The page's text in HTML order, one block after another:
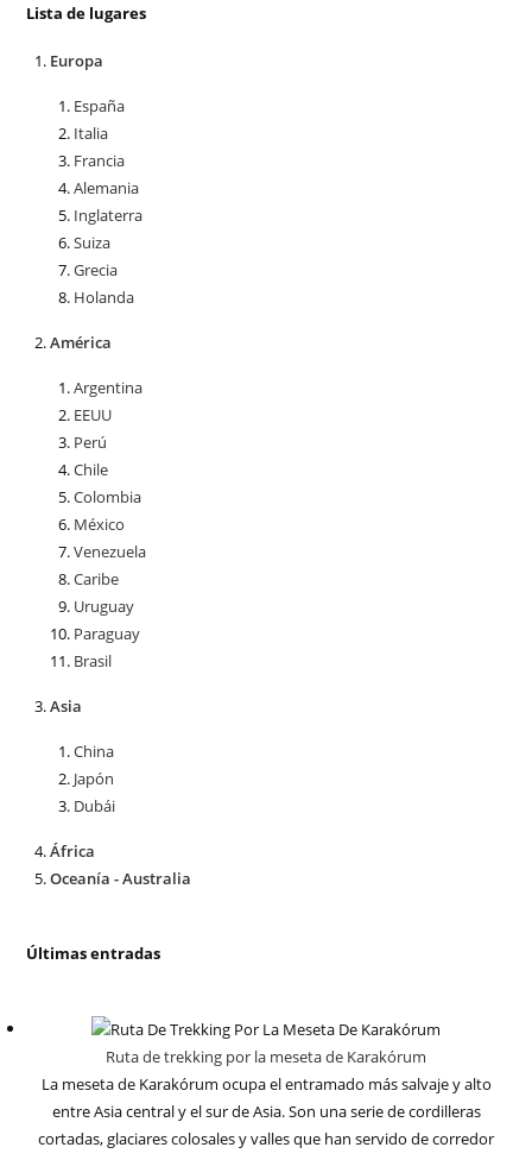
Lista de lugares
Europa
España
Italia
Francia
Alemania
Inglaterra
Suiza
Grecia
Holanda
América
Argentina
EEUU
Perú
Chile
Colombia
México
Venezuela
Caribe
Uruguay
Paraguay
Brasil
Asia
China
Japón
Dubái
África
Oceanía - Australia
Últimas entradas
Ruta de trekking por la meseta de Karakórum
La meseta de Karakórum ocupa el entramado más salvaje y alto
entre Asia central y el sur de Asia. Son una serie de cordilleras
cortadas, glaciares colosales y valles que han servido de corredor